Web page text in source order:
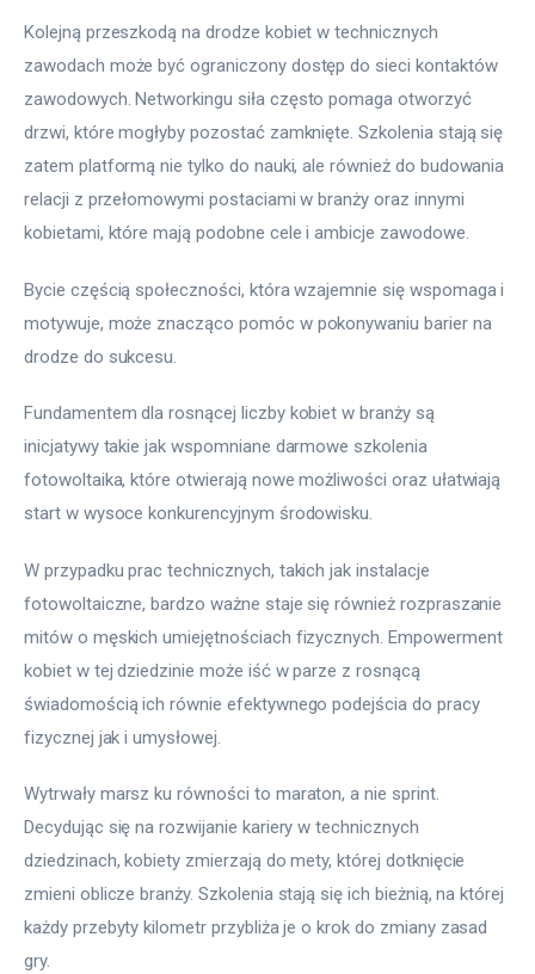
Kolejną przeszkodą na drodze kobiet w technicznych
zawodach może być ograniczony dostęp do sieci kontaktów
zawodowych. Networkingu siła często pomaga otworzyć
drzwi, które mogłyby pozostać zamknięte. Szkolenia stają się
zatem platformą nie tylko do nauki, ale również do budowania
relacji z przełomowymi postaciami w branży oraz innymi
kobietami, które mają podobne cele i ambicje zawodowe.
Bycie częścią społeczności, która wzajemnie się wspomaga i
motywuje, może znacząco pomóc w pokonywaniu barier na
drodze do sukcesu.
Fundamentem dla rosnącej liczby kobiet w branży są
inicjatywy takie jak wspomniane darmowe szkolenia
fotowoltaika, które otwierają nowe możliwości oraz ułatwiają
start w wysoce konkurencyjnym środowisku.
W przypadku prac technicznych, takich jak instalacje
fotowoltaiczne, bardzo ważne staje się również rozpraszanie
mitów o męskich umiejętnościach fizycznych. Empowerment
kobiet w tej dziedzinie może iść w parze z rosnącą
świadomością ich równie efektywnego podejścia do pracy
fizycznej jak i umysłowej.
Wytrwały marsz ku równości to maraton, a nie sprint.
Decydując się na rozwijanie kariery w technicznych
dziedzinach, kobiety zmierzają do mety, której dotknięcie
zmieni oblicze branży. Szkolenia stają się ich bieżnią, na której
każdy przebyty kilometr przybliża je o krok do zmiany zasad
gry.